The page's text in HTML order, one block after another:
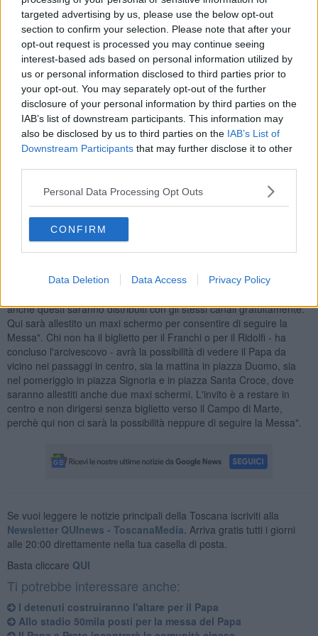
targeted advertising by us, please use the below opt-out
section to confirm your selection. Please note that after your
opt-out request is processed you may continue seeing
interest-based ads based on personal information utilized by
us or personal information disclosed to third parties prior to
your opt-out. You may separately opt-out of the further
disclosure of your personal information by third parties on the
IAB’s list of downstream participants. This information may
also be disclosed by us to third parties on the IAB’s List of
Downstream Participants that may further disclose it to other
Personal Data Processing Opt Outs
CONFIRM
Data Deletion Data Access Privacy Policy
Dal Ridolfi il Papa si sposterà verso ilBattisterodove entrerà
facendo lo stesso percorso che i 2.200 delegati presenti al
convegno faranno invece la sera del 9 novembre, per entrare nella
Cattedrale di Santa Maria del Fiore. Qui, dopo il saluto del
presidente della Cei, cardinaleAngelo Bagnasco, e tre
testimonianze, il Papa parlerà alla Chiesa italiana.
"Prima della Messa - ha ricordato Betori - il Papa farà due gesti per
la città di Firenze pur non essendo quella giornata una visita
ufficiale a Firenze. Papa Francesco pregherà davanti all'immagine
della Madonna nella Basilica di Santissima Annunziata e poi
Caritas di San Francesco Poverino, sempre in piazza Santissima
Annunziata. Poi, dopo un breve momento di riposo in
Arcivescovado, il Pontefice partirà per recarsi allo stadio e
celebrare la Messa".
"Al Franchi - ha continuato l'arcivescovo Betori - si entrerà solo con
il biglietto di invito, assolutamente gratuito, che verrà distribuito
cattoliche. Altri biglietti di ingresso, circa 6 mila, sono previsti per il
anche questi saranno distribuiti con gli stessi canali gratuitamente.
Qui sarà allestito un maxi schermo per consentire di seguire la
Messa". Chi non ha il biglietto per il Franchi o per il Ridolfi - ha
concluso l'arcivescovo - avrà la possibilità di vedere il Papa da
vicino nei passaggi in centro, sia la mattina in piazza Duomo, sia
nel pomeriggio in piazza Signoria e in piazza Santa Croce, dove
saranno allestiti anche due maxi schermi. L'invito è a restare in
centro e non dirigersi senza biglietto verso il Campo di Marte,
perchè qui non ci sarà la possibilità neppure di seguire la Messa".
Se vuoi leggere le notizie principali della Toscana iscriviti alla
Newsletter QUInews - ToscanaMedia. Arriva gratis tutti i giorni
alle 20:00 direttamente nella tua casella di posta.
Basta cliccare QUI
Ti potrebbe interessare anche:
I detenuti costruiranno l'altare per il Papa
Allo stadio 50mila posti per la messa del Papa